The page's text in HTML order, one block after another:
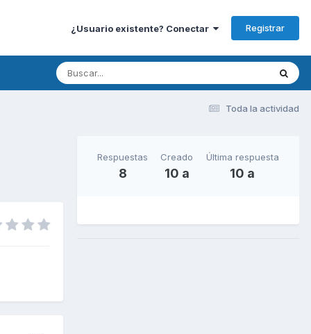
¿Usuario existente? Conectar Registrar
Toda la actividad
Respuestas
8
Creado
10 a
Última respuesta
10 a